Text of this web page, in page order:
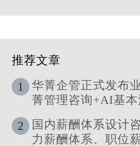
推荐文章
1
华菁企管正式发布
菁管理咨询+AI基
2
国内薪酬体系设计
力薪酬体系、职位